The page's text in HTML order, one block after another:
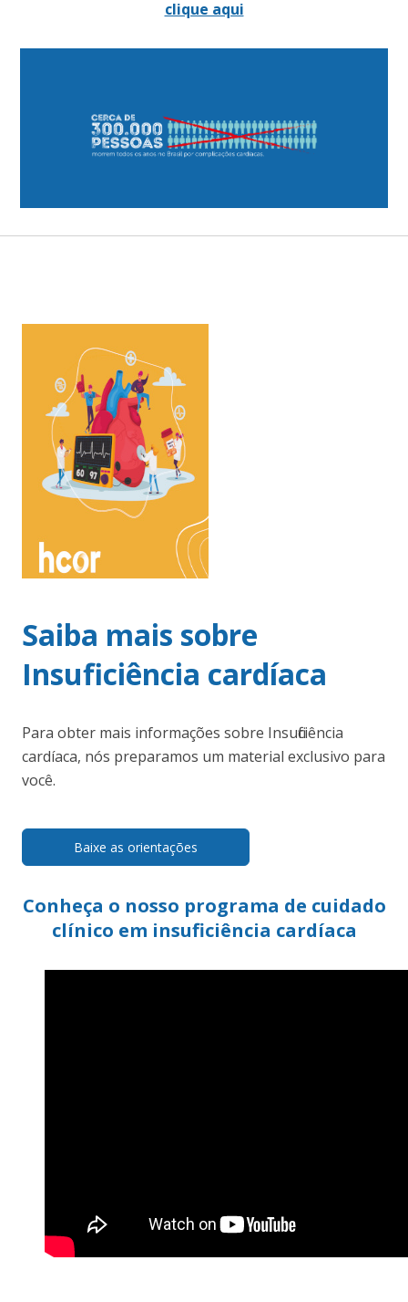
clique aqui
Saiba mais sobre
Insuficiência cardíaca
Para obter mais informações sobre Insuficiência
cardíaca, nós preparamos um material exclusivo para
você.
Baixe as orientações
Conheça o nosso programa de cuidado
clínico em insuficiência cardíaca